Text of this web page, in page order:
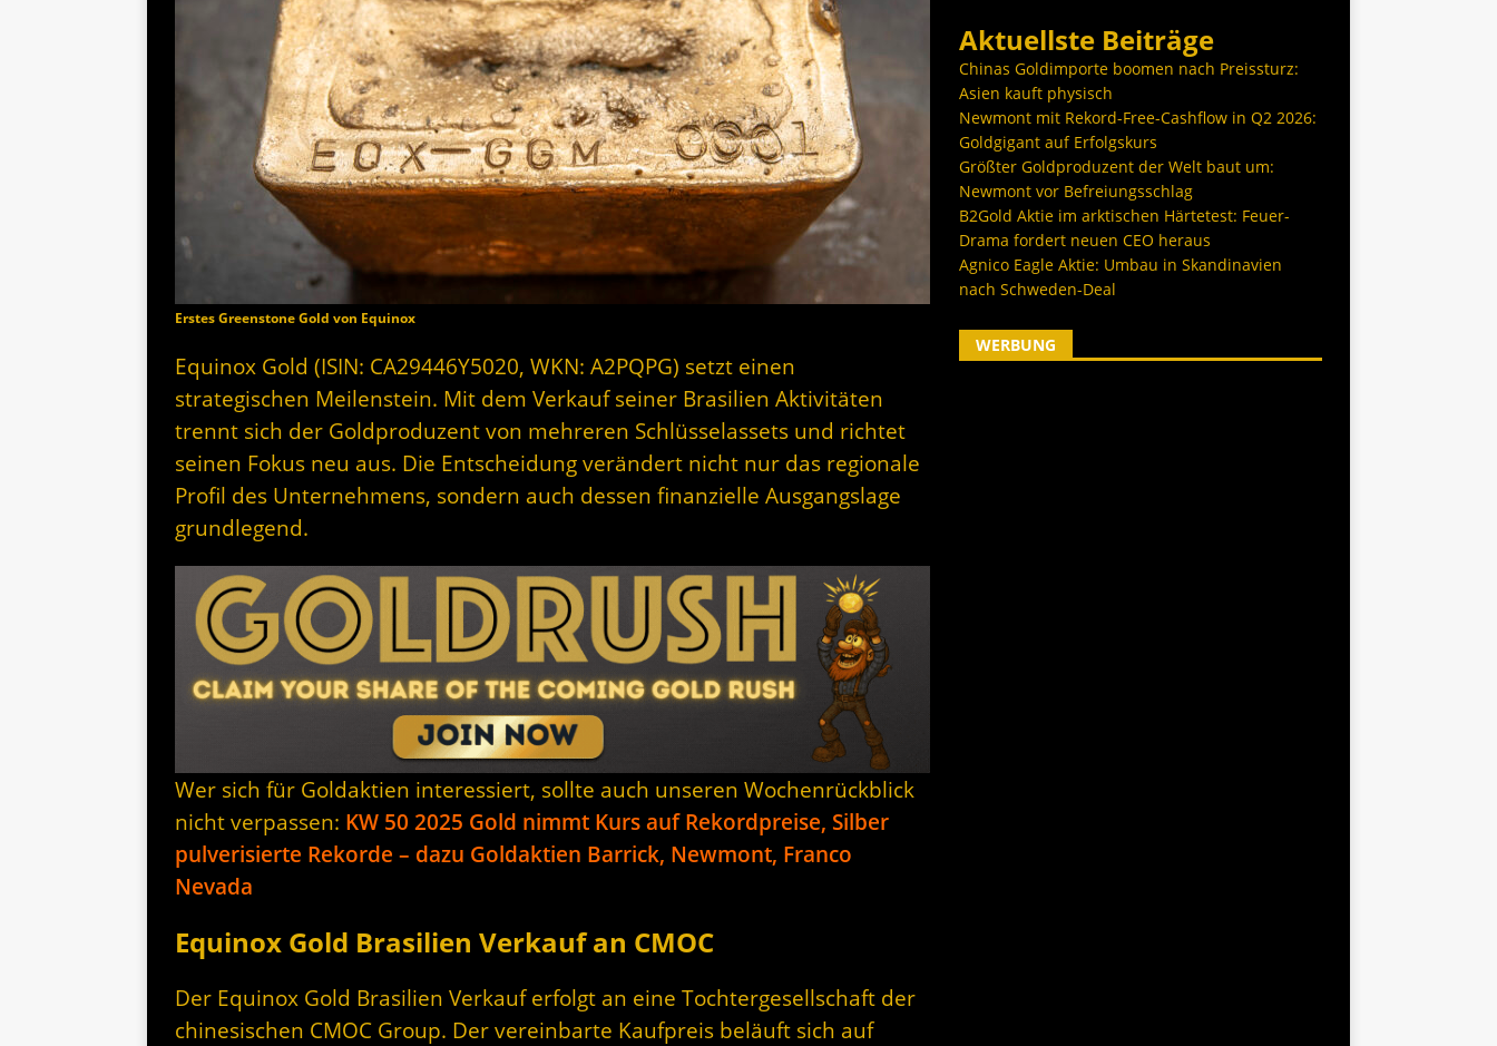
Erstes Greenstone Gold von Equinox
Equinox Gold (ISIN: CA29446Y5020, WKN: A2PQPG) setzt einen
strategischen Meilenstein. Mit dem Verkauf seiner Brasilien Aktivitäten
trennt sich der Goldproduzent von mehreren Schlüsselassets und richtet
seinen Fokus neu aus. Die Entscheidung verändert nicht nur das regionale
Profil des Unternehmens, sondern auch dessen finanzielle Ausgangslage
grundlegend.
Wer sich für Goldaktien interessiert, sollte auch unseren Wochenrückblick
nicht verpassen: KW 50 2025 Gold nimmt Kurs auf Rekordpreise, Silber
pulverisierte Rekorde – dazu Goldaktien Barrick, Newmont, Franco
Nevada
Equinox Gold Brasilien Verkauf an CMOC
Der Equinox Gold Brasilien Verkauf erfolgt an eine Tochtergesellschaft der
chinesischen CMOC Group. Der vereinbarte Kaufpreis beläuft sich auf
Aktuellste Beiträge
Chinas Goldimporte boomen nach Preissturz:
Asien kauft physisch
Newmont mit Rekord-Free-Cashflow in Q2 2026:
Goldgigant auf Erfolgskurs
Größter Goldproduzent der Welt baut um:
Newmont vor Befreiungsschlag
B2Gold Aktie im arktischen Härtetest: Feuer-
Drama fordert neuen CEO heraus
Agnico Eagle Aktie: Umbau in Skandinavien
nach Schweden-Deal
WERBUNG